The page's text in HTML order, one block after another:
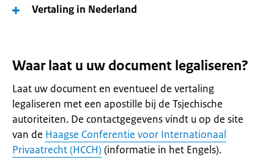
Vertaling in Nederland
Waar laat u uw document legaliseren?
Laat uw document en eventueel de vertaling
legaliseren met een apostille bij de Tsjechische
autoriteiten. De contactgegevens vindt u op de site
van de Haagse Conferentie voor Internationaal
Privaatrecht (HCCH)(informatie in het Engels).